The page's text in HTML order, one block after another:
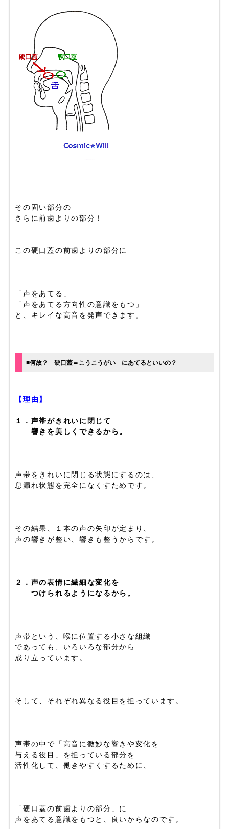
その固い部分の
さらに前歯よりの部分！
この硬口蓋の前歯よりの部分に
「声をあてる」
「声をあてる方向性の意識をもつ」
と、キレイな高音を発声できます。
■何故？ 硬口蓋＝こうこうがい にあてるといいの？
【理由】
１．声帯がきれいに閉じて
響きを美しくできるから。
声帯をきれいに閉じる状態にするのは、
息漏れ状態を完全になくすためです。
その結果、１本の声の矢印が定まり、
声の響きが整い、響きも整うからです。
２．声の表情に繊細な変化を
つけられるようになるから。
声帯という、喉に位置する小さな組織
であっても、いろいろな部分から
成り立っています。
そして、それぞれ異なる役目を担っています。
声帯の中で「高音に微妙な響きや変化を
与える役目」を担っている部分を
活性化して、働きやすくするために、
「硬口蓋の前歯よりの部分」に
声をあてる意識をもつと、良いからなのです。